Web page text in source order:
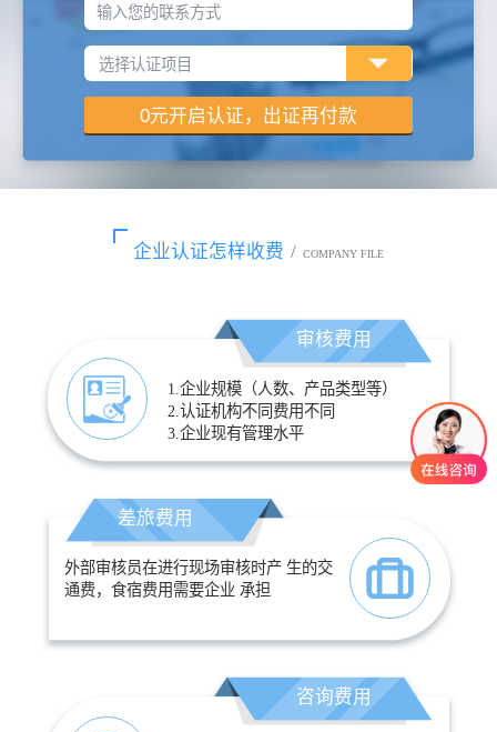
输入您的联系方式
企业认证怎样收费 / COMPANY FILE
审核费用
1.企业规模（人数、产品类型等）
2.认证机构不同费用不同
3.企业现有管理水平
差旅费用
外部审核员在进行现场审核时产 生的交
通费，食宿费用需要企业 承担
咨询费用